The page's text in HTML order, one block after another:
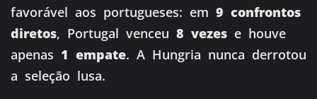
favorável aos portugueses: em 9 confrontos
diretos, Portugal venceu 8 vezes e houve
apenas 1 empate. A Hungria nunca derrotou
a seleção lusa.